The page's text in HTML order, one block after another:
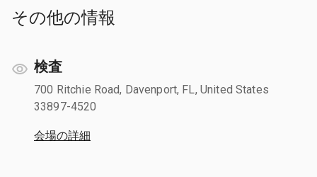
その他の情報
検査
700 Ritchie Road, Davenport, FL, United States
33897-4520
会場の詳細